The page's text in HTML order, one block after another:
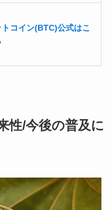
トコイン(BTC)公式はこ
性/今後の普及に